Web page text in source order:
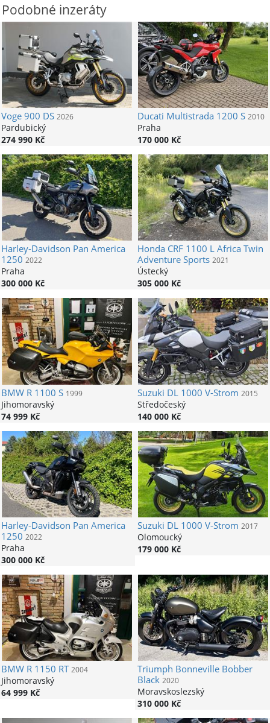
Podobné inzeráty
Voge900 DS 2026
Pardubický
274 990 Kč
Ducati Multistrada 1200 S 2010
Praha
170 000 Kč
Harley-Davidson Pan America
1250 2022
Praha
300 000 Kč
HondaCRF 1100 L Africa Twin
Adventure Sports 2021
Ústecký
305 000 Kč
BMWR 1100 S 1999
Jihomoravský
74 999 Kč
Suzuki DL 1000 V-Strom 2015
Středočeský
140 000 Kč
Harley-Davidson Pan America
1250 2022
Praha
300 000 Kč
Suzuki DL 1000 V-Strom 2017
Olomoucký
179 000 Kč
BMWR 1150 RT 2004
Jihomoravský
64 999 Kč
Triumph Bonneville Bobber
Black 2020
Moravskoslezský
310 000 Kč